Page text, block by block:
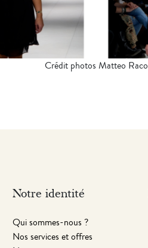
Crédit photos Matteo Raco
Notre identité
Qui sommes-nous ?
Nos services et offres